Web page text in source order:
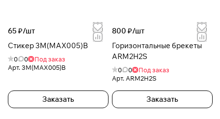
65 ₽/шт
Стикер 3M(MAX005)B
0 0
Под заказ
Арт.3M(MAX005)B
Заказать
800 ₽/шт
Горизонтальные брекеты
ARM2H2S
0 0
Под заказ
Арт. ARM2H2S
Заказать